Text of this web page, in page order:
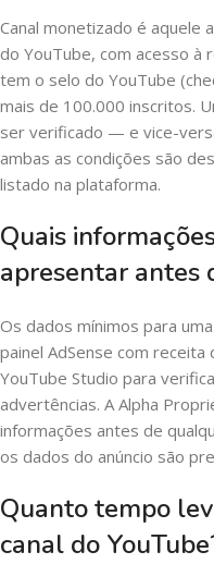
Canal monetizado é aquele
do YouTube, com acesso à
tem o selo do YouTube
mais de 100.000 inscritos.
ser verificado — e vice-
ambas as condições são
listado na plataforma.
Quais
apresentar antes
Os dados mínimos para
painel AdSense com
YouTube Studio para
advertências. A Alpha
informações antes de
os dados do anúncio são
Quanto tempo
canal do